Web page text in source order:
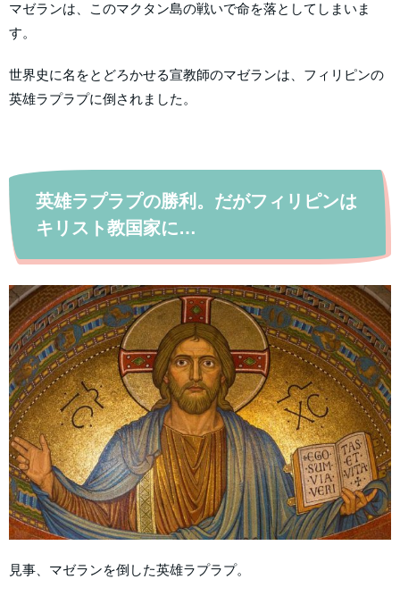
マゼランは、このマクタン島の戦いで命を落としてしまいま
す。
世界史に名をとどろかせる宣教師のマゼランは、フィリピンの
英雄ラプラプに倒されました。
英雄ラプラプの勝利。だがフィリピンは
キリスト教国家に…
見事、マゼランを倒した英雄ラプラプ。